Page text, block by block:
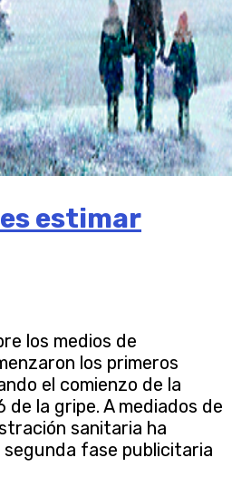
estimar
los medios de
los primeros
el comienzo de la
la gripe. A mediados de
sanitaria ha
fase publicitaria